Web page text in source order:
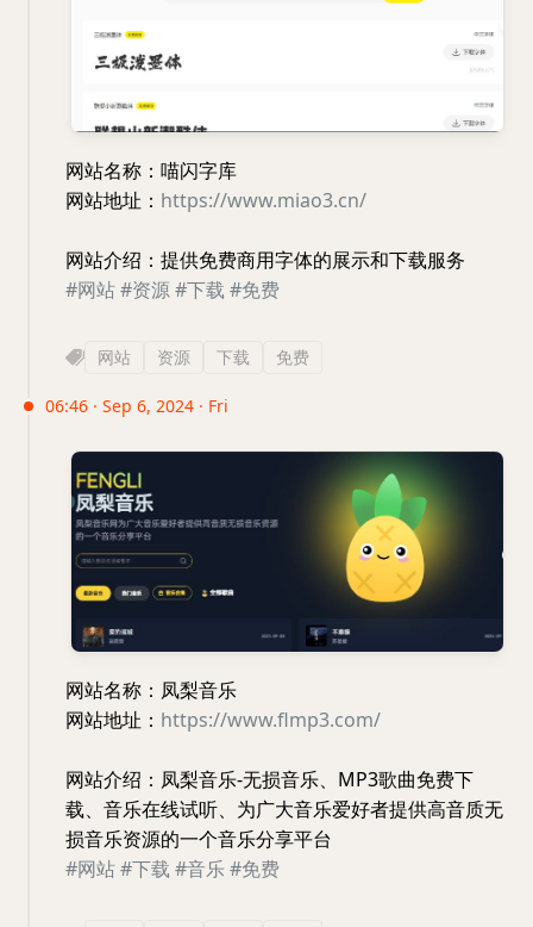
网站名称：喵闪字库
网站地址： https://www.miao3.cn/
网站介绍：提供免费商用字体的展示和下载服务
#网站#资源#下载 #免费
网站 资源 下载 免费
06:46 · Sep 6, 2024 · Fri
网站名称：凤梨音乐
网站地址： https://www.flmp3.com/
网站介绍：凤梨音乐-无损音乐、MP3歌曲免费下
载、音乐在线试听、为广大音乐爱好者提供高音质无
损音乐资源的一个音乐分享平台
#网站#下载 #音乐 #免费